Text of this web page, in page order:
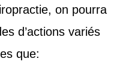
on pourra
d’actions variés
que: